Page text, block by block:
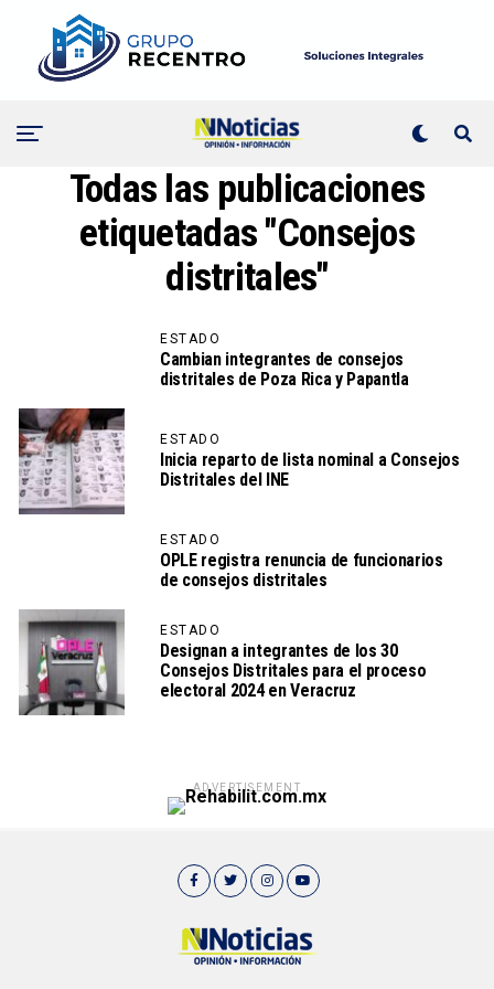
Todas las publicaciones
etiquetadas "Consejos
distritales"
ESTADO
Cambian integrantes de consejos
distritales de Poza Rica y Papantla
ESTADO
Inicia reparto de lista nominal a Consejos
Distritales del INE
ESTADO
OPLE registra renuncia de funcionarios
de consejos distritales
ESTADO
Designan a integrantes de los 30
Consejos Distritales para el proceso
electoral 2024 en Veracruz
ADVERTISEMENT